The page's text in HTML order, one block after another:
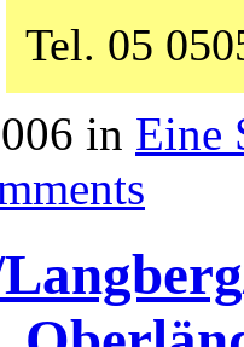
Tel. 05
in Eine